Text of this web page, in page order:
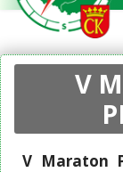
V
V Maraton